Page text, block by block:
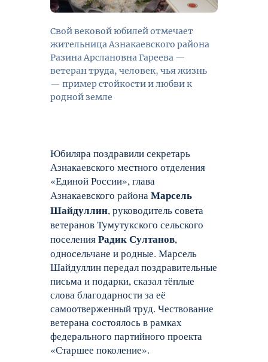
Свой вековой юбилей отмечает
жительница Азнакаевского района
Разина Арслановна Гареева —
ветеран труда, человек, чья жизнь
— пример стойкости и любви к
родной земле
Юбиляра поздравили секретарь
Азнакаевского местного отделения
«Единой России», глава
Азнакаевского районаМарсель
Шайдуллин, руководитель совета
ветеранов Тумутукского сельского
поселенияРадик Султанов,
односельчане и родные. Марсель
Шайдуллин передал поздравительные
письма и подарки, сказал тёплые
слова благодарности за её
самоотверженный труд. Чествование
ветерана состоялось в рамках
федерального партийного проекта
«Старшее поколение».